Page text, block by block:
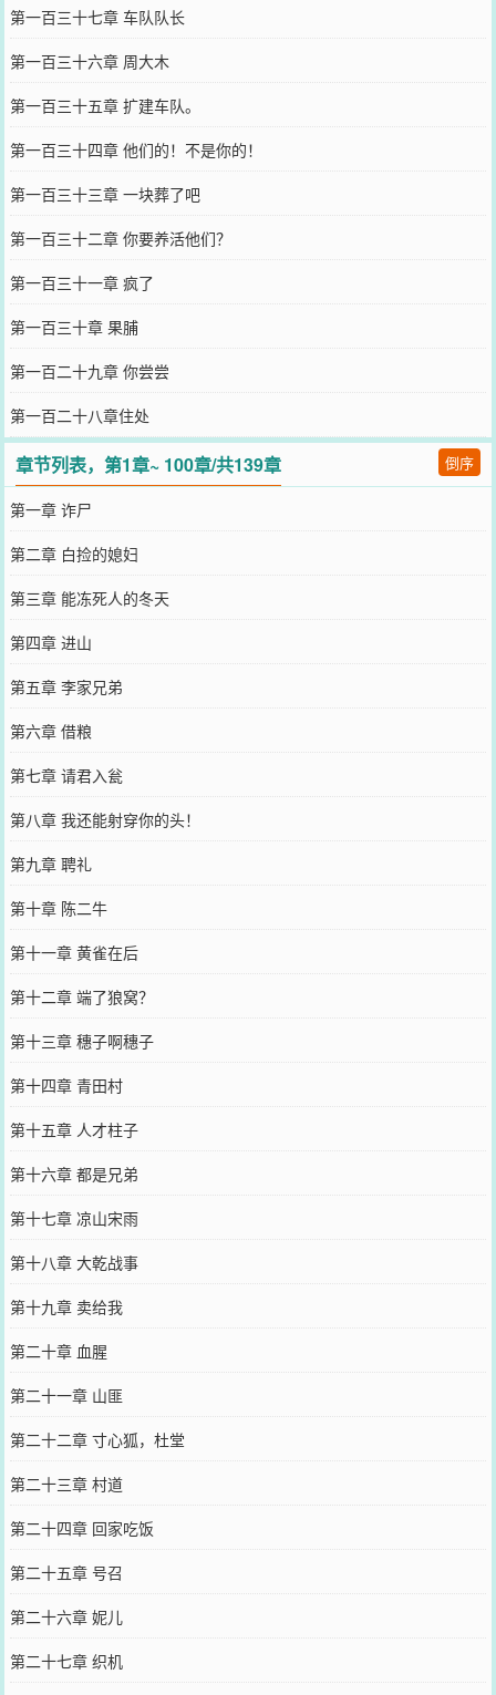
第一百三十七章 车队队长
第一百三十六章 周大木
第一百三十五章 扩建车队。
第一百三十四章 他们的！不是你的！
第一百三十三章 一块葬了吧
第一百三十二章 你要养活他们？
第一百三十一章 疯了
第一百三十章 果脯
第一百二十九章 你尝尝
第一百二十八章住处
章节列表，第1章~ 100章/共139章 倒序
第一章 诈尸
第二章 白捡的媳妇
第三章 能冻死人的冬天
第四章 进山
第五章 李家兄弟
第六章 借粮
第七章 请君入瓮
第八章 我还能射穿你的头！
第九章 聘礼
第十章 陈二牛
第十一章 黄雀在后
第十二章 端了狼窝？
第十三章 穗子啊穗子
第十四章 青田村
第十五章 人才柱子
第十六章 都是兄弟
第十七章 凉山宋雨
第十八章 大乾战事
第十九章 卖给我
第二十章 血腥
第二十一章 山匪
第二十二章 寸心狐，杜堂
第二十三章 村道
第二十四章 回家吃饭
第二十五章 号召
第二十六章 妮儿
第二十七章 织机